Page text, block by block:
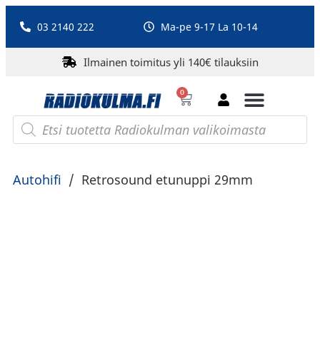
03 2140 222 Ma-pe 9-17 La 10-14
Ilmainen toimitus yli 140€ tilauksiin
0
Autohifi / Retrosound etunuppi 29mm